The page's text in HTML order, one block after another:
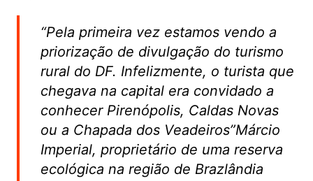
“Pela primeira vez estamos vendo a
priorização de divulgação do turismo
rural do DF. Infelizmente, o turista que
chegava na capital era convidado a
conhecer Pirenópolis, Caldas Novas
ou a Chapada dos Veadeiros”Márcio
Imperial, proprietário de uma reserva
ecológica na região de Brazlândia